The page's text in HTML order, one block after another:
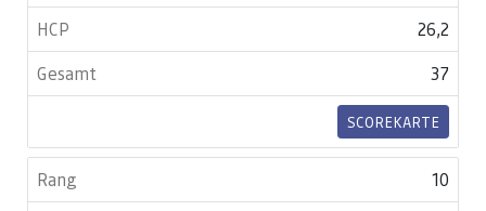
26,2
37
SCOREKARTE
10